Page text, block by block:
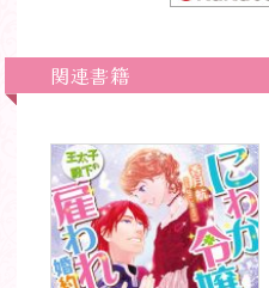
関連書籍